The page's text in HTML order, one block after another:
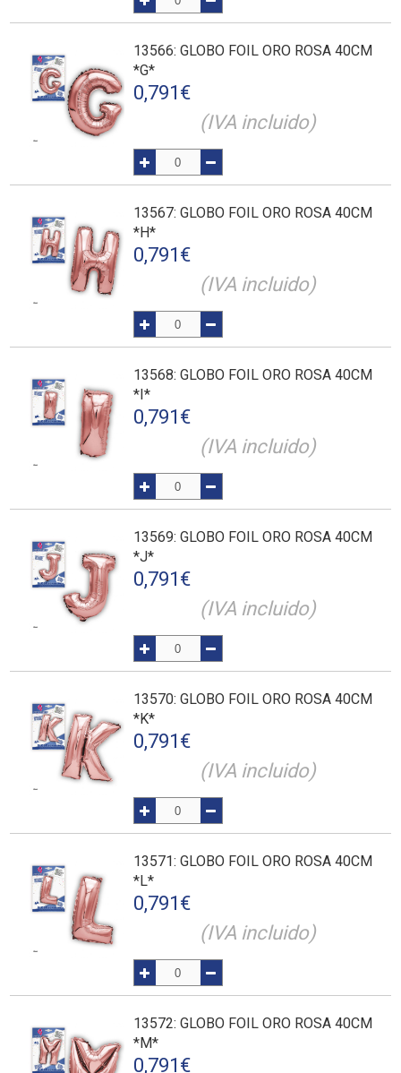
13566: GLOBO FOIL ORO ROSA 40CM
*G*
0,791 €
(IVA incluido)
13567: GLOBO FOIL ORO ROSA 40CM
*H*
0,791 €
(IVA incluido)
13568: GLOBO FOIL ORO ROSA 40CM
*I*
0,791 €
(IVA incluido)
13569: GLOBO FOIL ORO ROSA 40CM
*J*
0,791 €
(IVA incluido)
13570: GLOBO FOIL ORO ROSA 40CM
*K*
0,791 €
(IVA incluido)
13571: GLOBO FOIL ORO ROSA 40CM
*L*
0,791 €
(IVA incluido)
13572: GLOBO FOIL ORO ROSA 40CM
*M*
0,791 €